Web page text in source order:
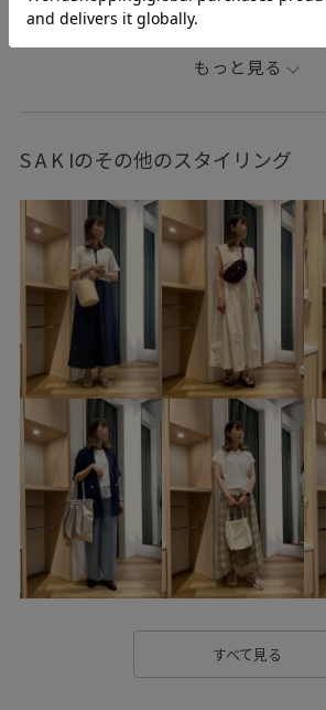
ROPÉ PICNIC ウェーブ ブルべ夏
スカート バッグ
GIX16010 26mother'sday
26SSRPgoods 26SS八方映えニット
2BUY10%OFF対象商品 RP26SS
RP26SS_サマーニット RP26SS着映え
RP26under4200 UVカット
Wshoes_pickup お手入れしやすい
しっかりホールド インソール オフ
オフィスカジュアル カジュアル キ
クッション性 コットン サステナブル
シアー素材 シボ感 シワになりにく
ストラップ
デザインがポイント デニムに合わせる
もっと見る
S A K Iのその他のスタイリング
すべて見る